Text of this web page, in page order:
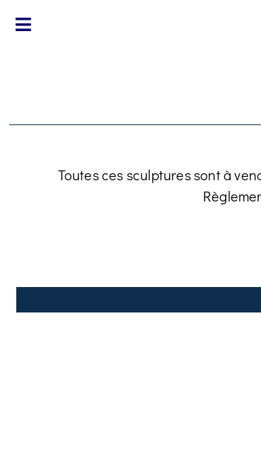
Toutes ces sculptures sont à